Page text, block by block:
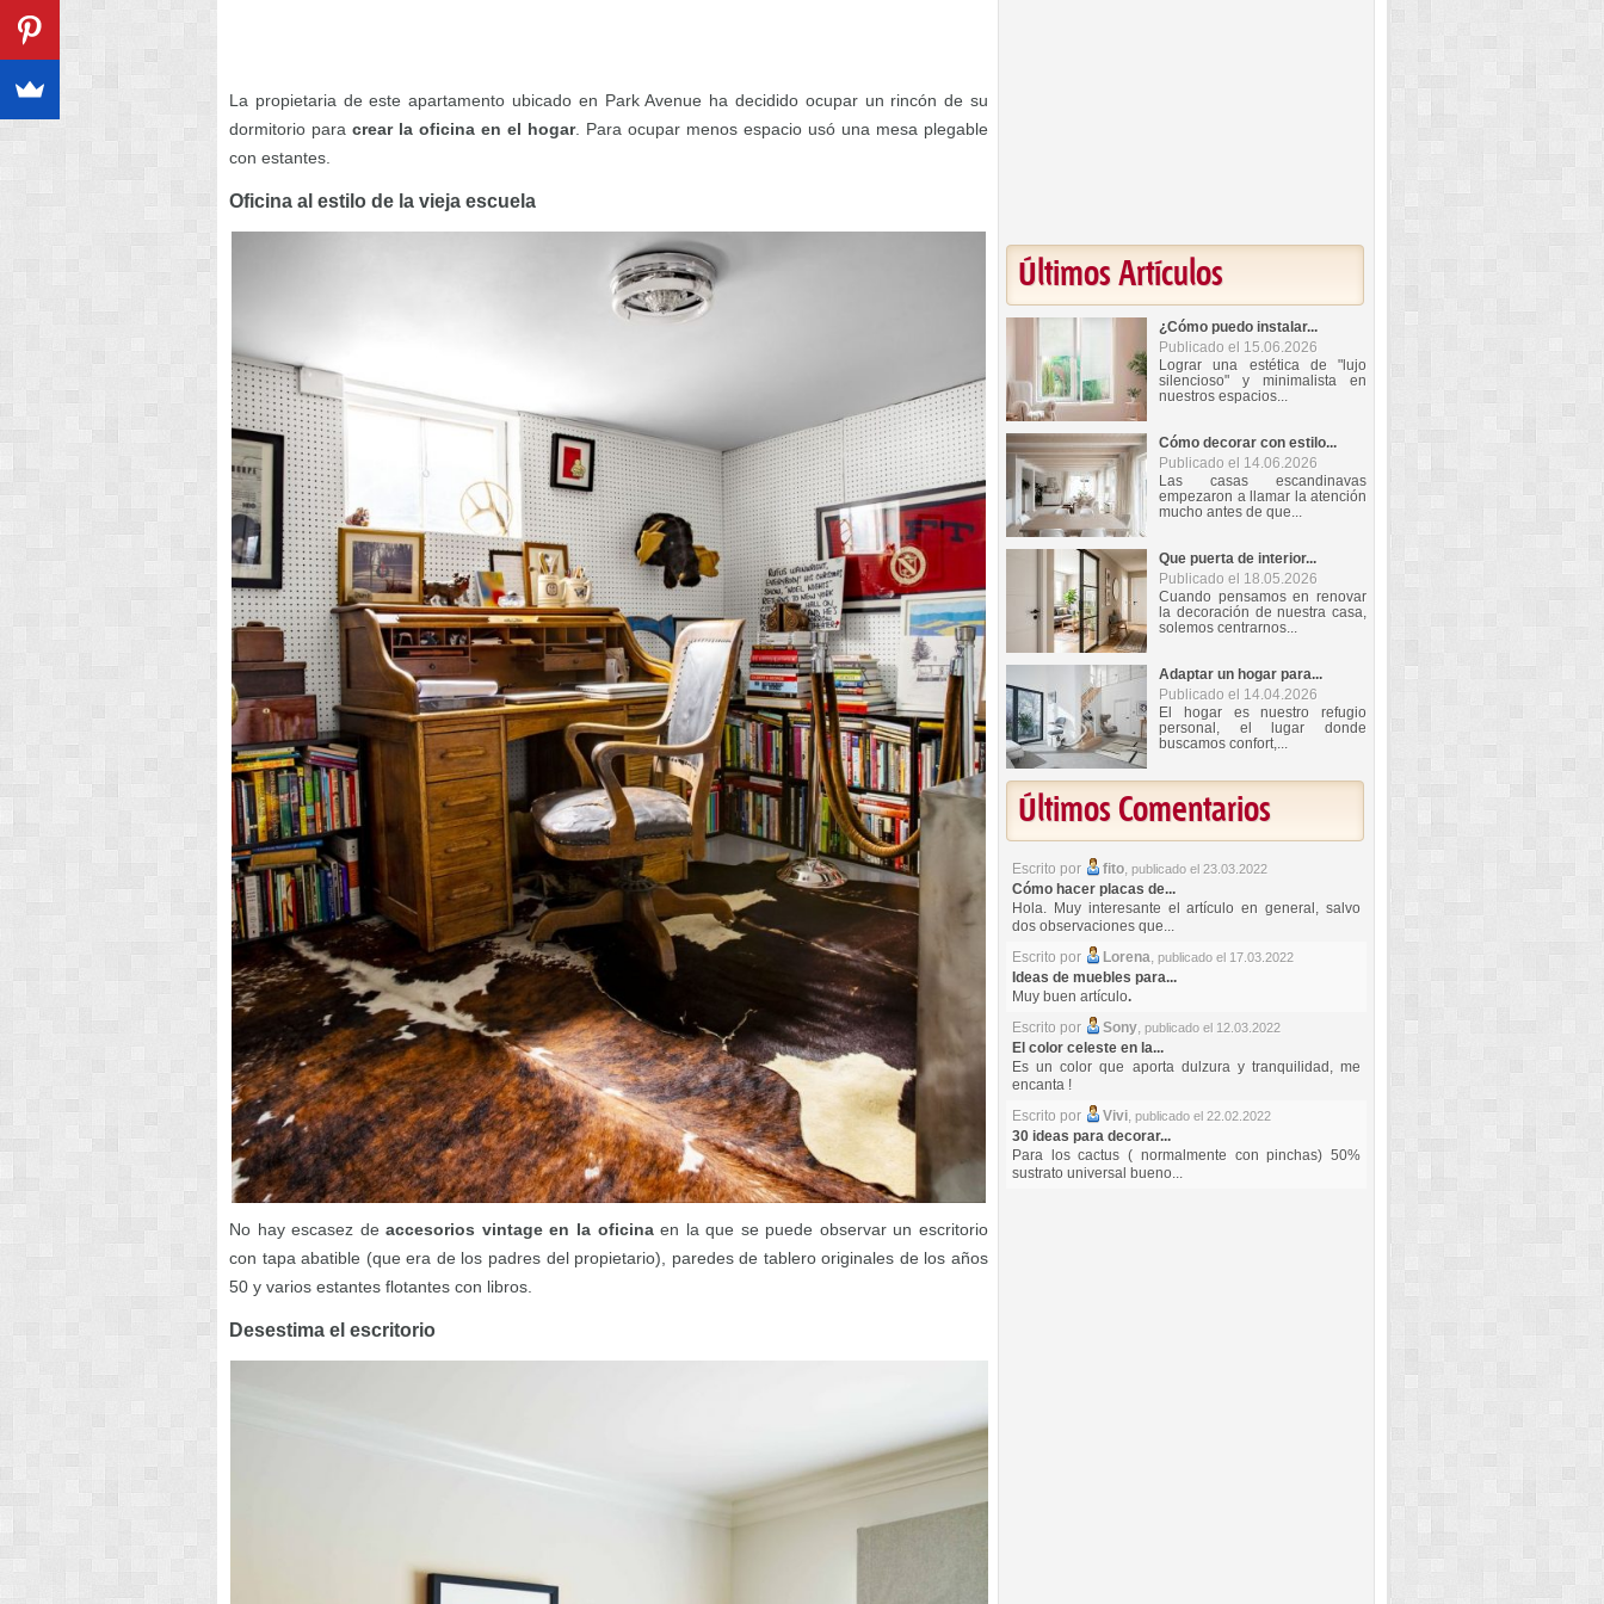
La propietaria de este apartamento ubicado en Park Avenue ha decidido ocupar un rincón de su
dormitorio para crear la oficina en el hogar. Para ocupar menos espacio usó una mesa plegable
con estantes.
Oficina al estilo de la vieja escuela
No hay escasez de accesorios vintage en la oficinaen la que se puede observar un escritorio
con tapa abatible (que era de los padres del propietario), paredes de tablero originales de los años
50 y varios estantes flotantes con libros.
Desestima el escritorio
Últimos Artículos
¿Cómo puedo instalar...
Publicado el 15.06.2026
Lograr una estética de "lujo
silencioso" y minimalista en
nuestros espacios...
Cómo decorar con estilo...
Publicado el 14.06.2026
Las casas escandinavas
empezaron a llamar la atención
mucho antes de que...
Que puerta de interior...
Publicado el 18.05.2026
Cuando pensamos en renovar
la decoración de nuestra casa,
solemos centrarnos...
Adaptar un hogar para...
Publicado el 14.04.2026
El hogar es nuestro refugio
personal, el lugar donde
buscamos confort,...
Últimos Comentarios
Escrito por fito, publicado el 23.03.2022
Cómo hacer placas de...
Hola. Muy interesante el artículo en general, salvo
dos observaciones que...
Escrito por
Lorena, publicado el 17.03.2022
Ideas de muebles para...
Muy buen artículo.
Escrito por
Sony, publicado el 12.03.2022
El color celeste en la...
Es un color que aporta dulzura y tranquilidad, me
encanta !
Escrito por
Vivi, publicado el 22.02.2022
30 ideas para decorar...
Para los cactus ( normalmente con pinchas) 50%
sustrato universal bueno...